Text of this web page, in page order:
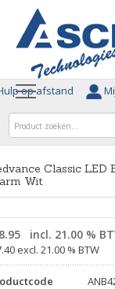
op afstand
Classic
Wit
incl. 21.00 %
excl. 21.00 % BTW